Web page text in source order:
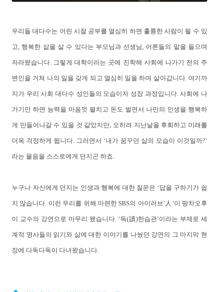
우리들 대다수는 어린 시절 공부를 열심히 하면 훌륭한 사람이 될 수 있
고, 행복한 삶을 살 수 있다는 부모님과 선생님, 어른들의 말을 들으며
자라왔습니다. 그렇게 대학이라는 곳에 진학해 사회에 나가기 전의 주
변인을 거쳐 나의 일을 갖게 되고 열심히 일을 하며 살아갑니다. 여기까
지가 우리 사회 대다수 성인들의 모습이자 성장 과정입니다. 사회에 나
가기만 하면 능력을 마음껏 펼치고 돈도 벌면서 나만의 인생을 행복하
게 만들어나갈 수 있을 것 같았지만, 오히려 지난날을 후회하고 미래를
더욱 걱정하게 됩니다. 그러면서 ‘내가 꿈꾸던 삶의 모습이 이것일까?’
라는 물음을 스스로에게 던지곤 하죠.
누구나 자신에게 던지는 인생과 행복에 대한 질문은 ‘답을 구하기가 쉽
지 않습니다. 이런 우리를 위해 마련한 SBS의 아이러브’人’이 팡차오후
이 교수의 강연으로 마무리 됐습니다. ‘독(讀)한습관’이라는 부제로 세
계적 명사들의 읽기와 삶에 대한 이야기를 나눴던 강연의 그 마지막 현
장에 다독다독이 다녀왔습니다.